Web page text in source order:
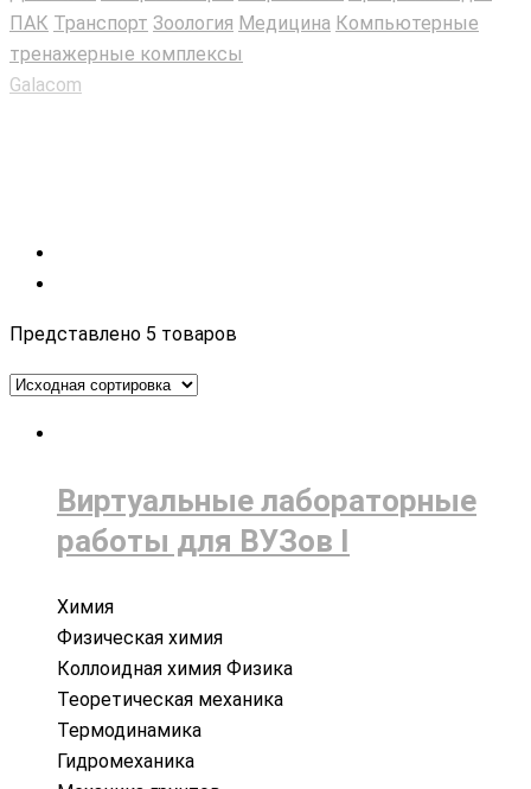
ПАК Транспорт Зоология Медицина Компьютерные
тренажерные комплексы
Galacom
Представлено 5 товаров
Виртуальные лабораторные
работы для ВУЗов I
Химия
Физическая химия
Коллоидная химия Физика
Теоретическая механика
Термодинамика
Гидромеханика